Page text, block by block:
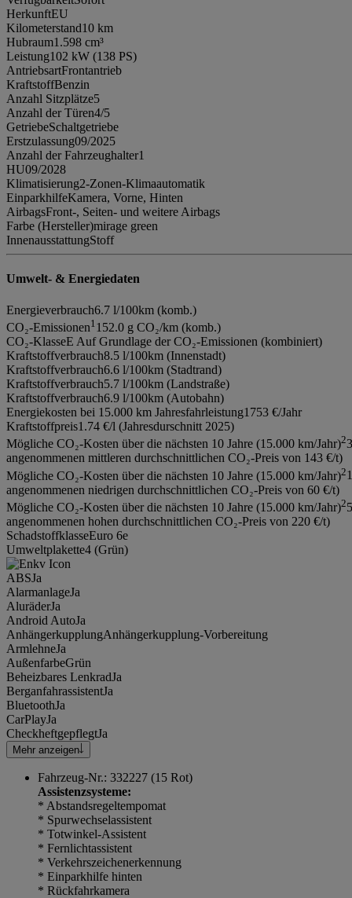
HerkunftEU
Kilometerstand10 km
Hubraum1.598 cm³
Leistung102 kW (138 PS)
AntriebsartFrontantrieb
KraftstoffBenzin
Anzahl Sitzplätze5
Anzahl der Türen4/5
GetriebeSchaltgetriebe
Erstzulassung09/2025
Anzahl der Fahrzeughalter1
HU09/2028
Klimatisierung2-Zonen-Klimaautomatik
EinparkhilfeKamera, Vorne, Hinten
AirbagsFront-, Seiten- und weitere Airbags
Farbe (Hersteller)mirage green
InnenausstattungStoff
Umwelt- & Energiedaten
Energieverbrauch6.7 l/100km (komb.)
CO₂-Emissionen1 152.0 g CO₂/km (komb.)
CO₂-KlasseE Auf Grundlage der CO₂-Emissionen (kombiniert)
Kraftstoffverbrauch8.5 l/100km (Innenstadt)
Kraftstoffverbrauch6.6 l/100km (Stadtrand)
Kraftstoffverbrauch5.7 l/100km (Landstraße)
Kraftstoffverbrauch6.9 l/100km (Autobahn)
Energiekosten bei 15.000 km Jahresfahrleistung1753 €/Jahr
Kraftstoffpreis1.74 €/l (Jahresdurschnitt 2025)
Mögliche CO₂-Kosten über die nächsten 10 Jahre (15.000 km/Jahr)2
angenommenen mittleren durchschnittlichen CO₂-Preis von 143 €/t)
Mögliche CO₂-Kosten über die nächsten 10 Jahre (15.000 km/Jahr)2
angenommenen niedrigen durchschnittlichen CO₂-Preis von 60 €/t)
Mögliche CO₂-Kosten über die nächsten 10 Jahre (15.000 km/Jahr)2
angenommenen hohen durchschnittlichen CO₂-Preis von 220 €/t)
SchadstoffklasseEuro 6e
Umweltplakette4 (Grün)
ABSJa
AlarmanlageJa
AluräderJa
Android AutoJa
AnhängerkupplungAnhängerkupplung-Vorbereitung
ArmlehneJa
AußenfarbeGrün
Beheizbares LenkradJa
BerganfahrassistentJa
BluetoothJa
CarPlayJa
CheckheftgepflegtJa
Mehr anzeigen
Fahrzeug-Nr.: 332227 (15 Rot)
Assistenzsysteme:
* Abstandsregeltempomat
* Spurwechselassistent
* Totwinkel-Assistent
* Fernlichtassistent
* Verkehrszeichenerkennung
* Einparkhilfe hinten
* Rückfahrkamera